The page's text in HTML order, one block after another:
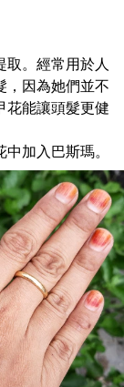
取。經常用於人
，因為她們並不
花能讓頭髮更健
加入巴斯瑪。